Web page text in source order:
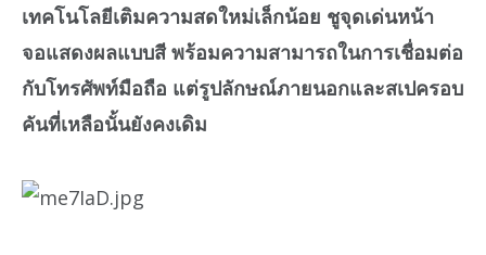
เทคโนโลยีเติมความสดใหม่เล็กน้อย ชูจุดเด่นหน้า
จอแสดงผลแบบสี พร้อมความสามารถในการเชื่อมต่อ
กับโทรศัพท์มือถือ แต่รูปลักษณ์ภายนอกและสเปครอบ
คันที่เหลือนั้นยังคงเดิม